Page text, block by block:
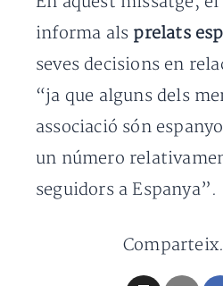
informa als prelats
seves decisions en
“ja que alguns dels
associació són
un número
seguidors a Espanya”.